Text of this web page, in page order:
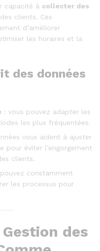
capacité à collecter des
clients. Ces
d’améliorer
les horaires et la
des données
: vous pouvez adapter les
les plus fréquentées.
vous aident à ajuster
pour éviter l’engorgement
clients.
constamment
les processus pour
des